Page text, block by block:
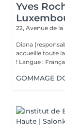
Yves
22, Avenue de
Diana
accueille toute
! Langue :
GOMMAGE